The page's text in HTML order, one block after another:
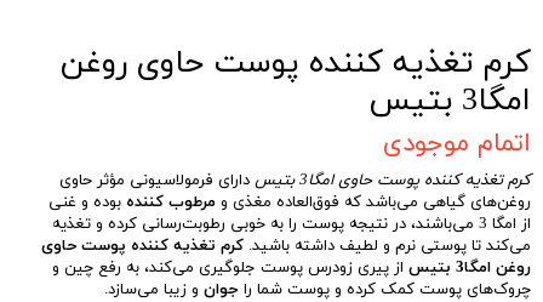
کرم تغذیه کننده پوست حاوی روغن
امگا3 بتیس
اتمام موجودی
کرم تغذیه کننده پوست حاوی امگا3 بتیس
دارای فرمولاسیونی مؤثر حاوی
روغن‌های گیاهی می‌باشد که فوق‌العاده مغذی و مرطوب کننده بوده و غنی
از امگا 3 می‌باشند، در نتیجه پوست را به خوبی رطوبت‌رسانی کرده و تغذیه
می‌کند تا پوستی نرم و لطیف داشته باشید. کرم تغذیه کننده پوست حاوی
روغن امگا3 بتیس
از پیری زودرس پوست جلوگیری می‌کند، به رفع چین و
چروک‌های پوست کمک کرده و پوست شما را جوان و زیبا می‌سازد.